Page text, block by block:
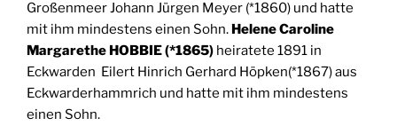
Großenmeer Johann Jürgen Meyer (*1860) und hatte
mit ihm mindestens einen Sohn. Helene Caroline
Margarethe HOBBIE (*1865) heiratete 1891 in
Eckwarden Eilert Hinrich Gerhard Höpken(*1867) aus
Eckwarderhammrich und hatte mit ihm mindestens
einen Sohn.